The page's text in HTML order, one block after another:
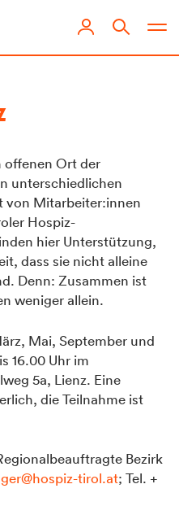
offenen Ort der
unterschiedlichen
von Mitarbeiter:innen
Hospiz-
hier Unterstützung,
dass sie nicht alleine
Denn: Zusammen ist
weniger allein.
Mai, September und
16.00 Uhr im
5a, Lienz. Eine
die Teilnahme ist
Bezirk
tirol.at; Tel. +